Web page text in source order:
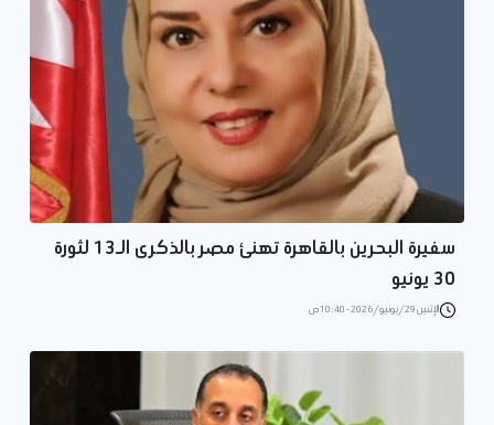
سفيرة البحرين بالقاهرة تهنئ مصر بالذكرى الـ13 لثورة
30 يونيو
الإثنين 29/يونيو/2026 - 10:40 ص